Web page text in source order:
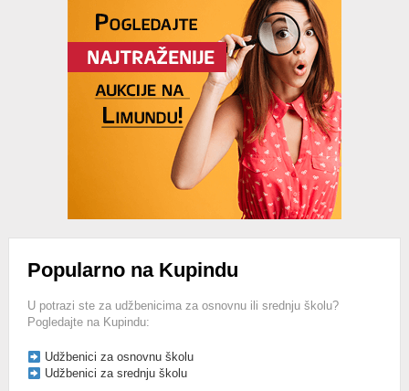
Popularno na Kupindu
U potrazi ste za udžbenicima za osnovnu ili srednju školu?
Pogledajte na Kupindu:
Udžbenici za osnovnu školu
Udžbenici za srednju školu